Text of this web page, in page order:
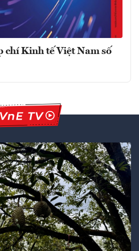
chí Kinh tế Việt Nam số